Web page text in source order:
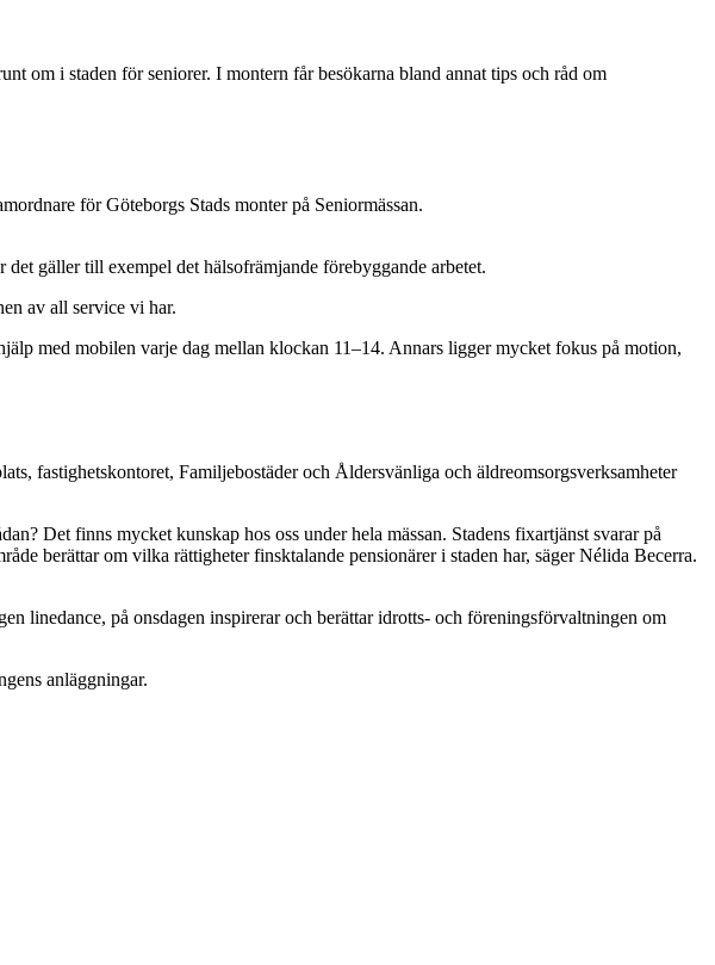
om i staden för seniorer. I montern får besökarna bland annat tips och råd om
för Göteborgs Stads monter på Seniormässan.
gäller till exempel det hälsofrämjande förebyggande arbetet.
av all service vi har.
med mobilen varje dag mellan klockan 11–14. Annars ligger mycket fokus på motion,
fastighetskontoret, Familjebostäder och Åldersvänliga och äldreomsorgsverksamheter
Det finns mycket kunskap hos oss under hela mässan. Stadens fixartjänst svarar på
berättar om vilka rättigheter finsktalande pensionärer i staden har, säger Nélida Becerra.
linedance, på onsdagen inspirerar och berättar idrotts- och föreningsförvaltningen om
anläggningar.